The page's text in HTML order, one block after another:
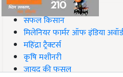
#Top on Krishi Jagran
सफल किसान
मिलेनियर फार्मर ऑफ इंडिया अवॉर्ड
महिंद्रा ट्रैक्टर्स
कृषि मशीनरी
जायद की फसल